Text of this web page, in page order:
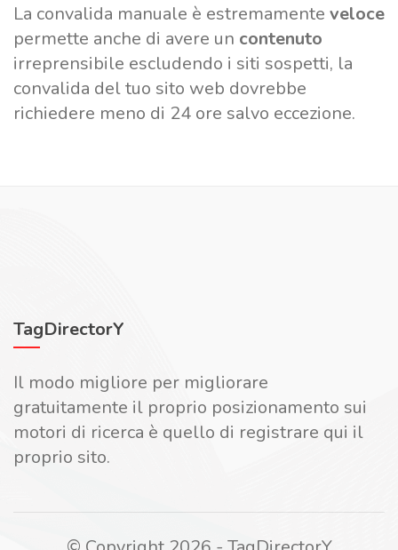
La convalida manuale è estremamente veloce
permette anche di avere un contenuto
irreprensibile escludendo i siti sospetti, la
convalida del tuo sito web dovrebbe
richiedere meno di 24 ore salvo eccezione.
TagDirectorY
Il modo migliore per migliorare
gratuitamente il proprio posizionamento sui
motori di ricerca è quello di registrare qui il
proprio sito.